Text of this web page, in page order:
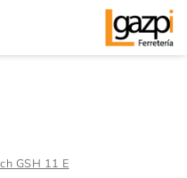
GSH 11 E